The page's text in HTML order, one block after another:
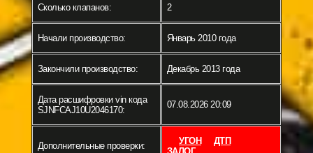
Сколько клапанов: 2
Начали производство: Январь 2010 года
Закончили производство: Декабрь 2013 года
Дата расшифровки vin кода
SJNFCAJ10U2046170:
07.08.2026 20:09
Дополнительные проверки: УГОН
ДТП